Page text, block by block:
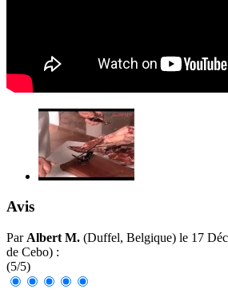
Avis
Par Albert M. (Duffel, Belgique) le 17
de Cebo) :
(5/5)